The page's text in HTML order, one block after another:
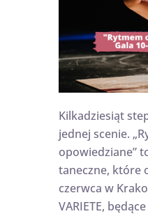
Kilkadziesiąt
jednej scenie.
opowiedziane”
taneczne, które
czerwca w
VARIETE,